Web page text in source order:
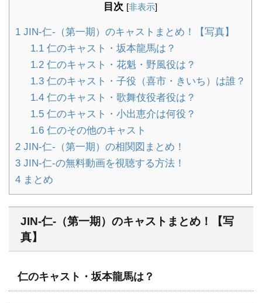
目次 [非表示]
1 JIN-仁-（第一期）のキャストまとめ！【写真】
1.1仁のキャスト・坂本龍馬は？
1.2仁のキャスト・花魁・野風役は？
1.3仁のキャスト・子役（喜市・きいち）は誰？
1.4仁のキャスト・歌舞伎役者役は？
1.5仁のキャスト・小出恵介は何役？
1.6仁のその他のキャスト
2 JIN-仁-（第一期）の相関図まとめ！
3 JIN-仁-の無料動画を視聴する方法！
4 まとめ
JIN-仁-（第一期）のキャストまとめ！【写
真】
仁のキャスト・坂本龍馬は？